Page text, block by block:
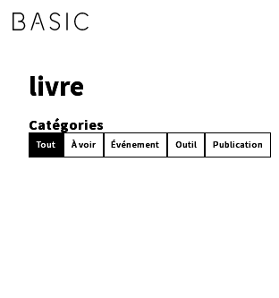
livre
Catégories
Tout À voir Événement Outil Publication